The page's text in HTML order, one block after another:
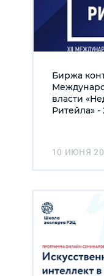
Биржа
власти
Ритейла» -
10 ИЮНЯ